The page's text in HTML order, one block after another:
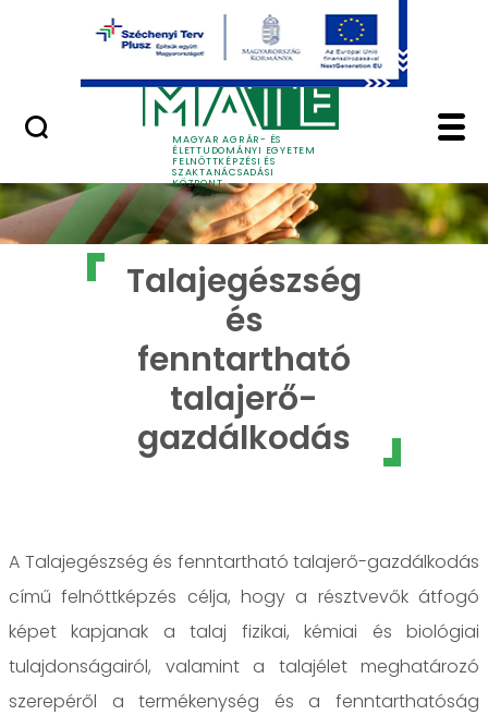
Ugrás a fő tartalomhoz
MAGYAR AGRÁR- ÉS
ÉLETTUDOMÁNYI EGYETEM
FELNŐTTKÉPZÉSI ÉS
SZAKTANÁCSADÁSI
KÖZPONT
Talajegészség és
Talajegészség
és
fenntartható
talajerő-
gazdálkodás
A Talajegészség és fenntartható talajerő-gazdálkodás
című felnőttképzés célja, hogy a résztvevők átfogó
képet kapjanak a talaj fizikai, kémiai és biológiai
tulajdonságairól, valamint a talajélet meghatározó
szerepéről a termékenység és a fenntarthatóság